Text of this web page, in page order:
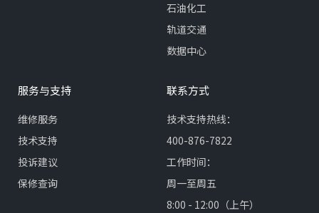
石油化工
轨道交通
数据中心
服务与支持
维修服务
技术支持
投诉建议
保修查询
联系方式
技术支持热线：
400-876-7822
工作时间：
周一至周五
8:00 - 12:00（上午）